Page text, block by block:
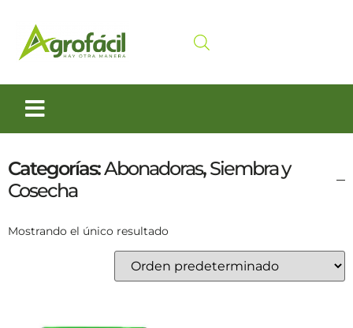
Categorías:Abonadoras,Siembra y
Cosecha
Mostrando el único resultado